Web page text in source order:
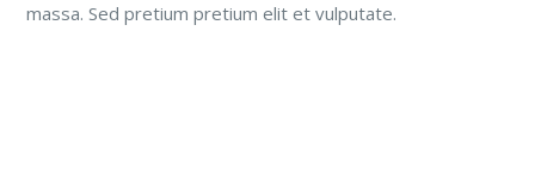
massa. Sed pretium pretium elit et vulputate.